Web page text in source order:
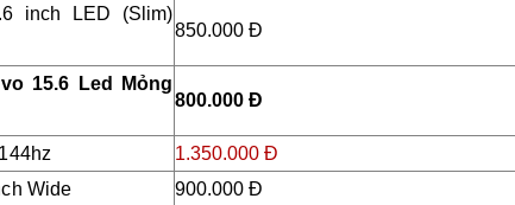
inch LED (Slim)
850.000 Đ
15.6 Led Mỏng
800.000 Đ
1.350.000 Đ
Wide
900.000 Đ